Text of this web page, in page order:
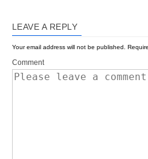
LEAVE A REPLY
Your email address will not be published.
Comment